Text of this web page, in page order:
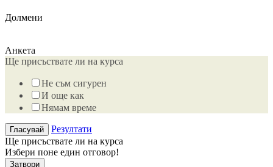
Долмени
Анкета
Ще присъствате ли на курса
Не съм сигурен
И още как
Нямам време
Резултати
Ще присъствате ли на курса
Избери поне един отговор!
Затвори